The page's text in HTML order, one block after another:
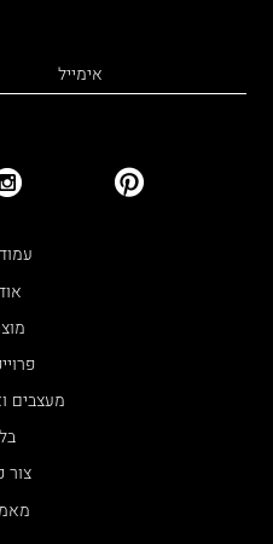
מעצבים
צור